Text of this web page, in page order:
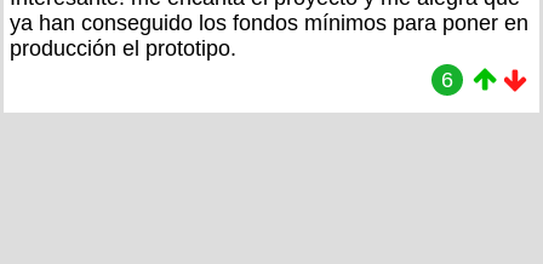
ya han conseguido los fondos mínimos para poner en
producción el prototipo.
6